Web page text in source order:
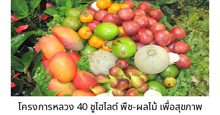
โครงการหลวง 40 ชูไฮไลต์ พืช-ผลไม้ เพื่อสุขภาพ